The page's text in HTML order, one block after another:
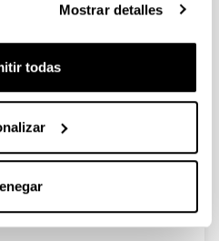
Mostrar detalles
todas
Iriarte & I. Uriarte
de fin: